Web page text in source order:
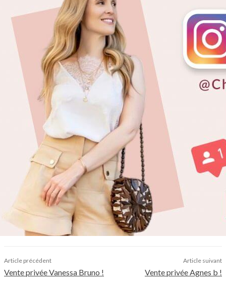
Article précédent
Vente privée Vanessa Bruno !
Article suivant
Vente privée Agnes b !